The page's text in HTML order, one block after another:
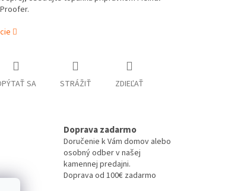
SA STRÁŽIŤ ZDIEĽAŤ
Doprava zadarmo
Doručenie k Vám domov alebo
osobný odber v našej
kamennej predajni.
Doprava od 100€ zadarmo